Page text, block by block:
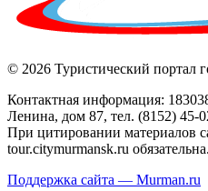
© 2026 Туристический портал
Контактная информация:
Ленина, дом 87, тел. (8152) 45-
При цитировании материалов
tour.citymurmansk.ru обязательна.
Поддержка сайта — Murman.ru